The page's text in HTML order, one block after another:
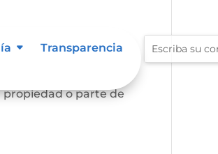
Transparencia
una vivienda, lote,
propiedad o parte de